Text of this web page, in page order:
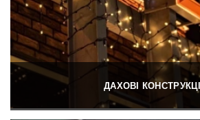
ДАХОВІ КОНСТРУКЦІЇ